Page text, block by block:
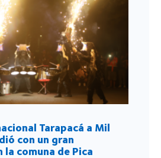
Tarapacá a Mil
con un gran
la comuna de Pica